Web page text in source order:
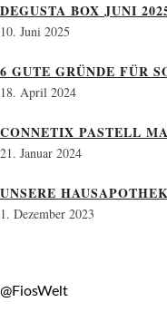
DEGUSTA BOX JUNI
10. Juni 2025
6 GUTE GRÜNDE FÜR
18. April 2024
CONNETIX PASTELL
21. Januar 2024
UNSERE
1. Dezember 2023
@FiosWelt